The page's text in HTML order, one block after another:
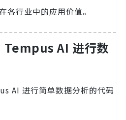
各行业中的应用价值。
Tempus AI 进行数
AI 进行简单数据分析的代码